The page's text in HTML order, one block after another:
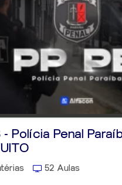
- Polícia Penal
52 Aulas